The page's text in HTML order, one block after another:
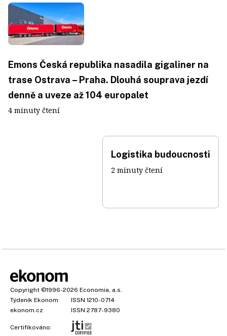
Emons Česká republika nasadila gigaliner na
trase Ostrava – Praha. Dlouhá souprava jezdí
denně a uveze až 104 europalet
4 minuty čtení
Logistika budoucnosti
2 minuty čtení
Copyright ©1996-2026 Economia, a.s.
Týdeník Ekonom
ISSN 1210-0714
ekonom.cz
ISSN 2787-9380
Certifikováno: